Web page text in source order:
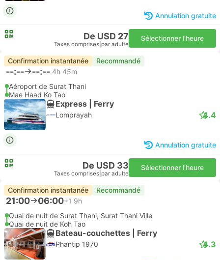
Annulation gratuite
De USD 27
Taxes comprises par adulte
Sélectionner l'heure
Confirmation instantanée Recommandé
--:-- --:-- 4h 45m
Aéroport de Surat Thani
Mae Haad Ko Tao
Express | Ferry
Lomprayah 4.4
Annulation gratuite
De USD 33
Taxes comprises par adulte
Sélectionner l'heure
Confirmation instantanée Recommandé
21:00 06:00+1 9h
Quai de nuit de Surat Thani, Surat Thani Ville
Quai de nuit de Koh Tao
Bateau-couchettes | Ferry
Phantip 1970 4.3